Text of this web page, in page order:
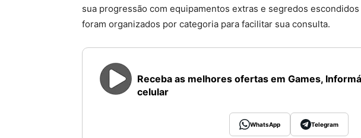
sua progressão com equipamentos extras e segredos
foram organizados por categoria para facilitar sua consulta.
Receba as melhores ofertas em Games,
celular
WhatsApp Telegram